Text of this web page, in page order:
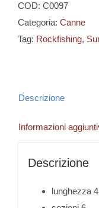
COD: C0097
Categoria: Canne
Tag: Rockfishing,
Descrizione
Informazioni
Descrizione
lunghezza